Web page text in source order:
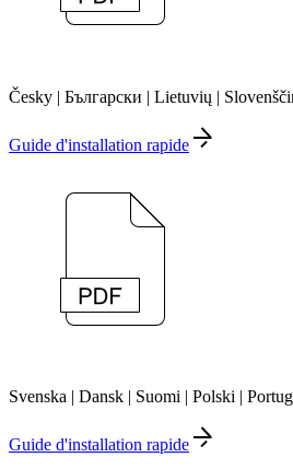
Česky | Български | Lietuvių |
Guide d'installation rapide
Svenska | Dansk | Suomi | Polski |
Guide d'installation rapide